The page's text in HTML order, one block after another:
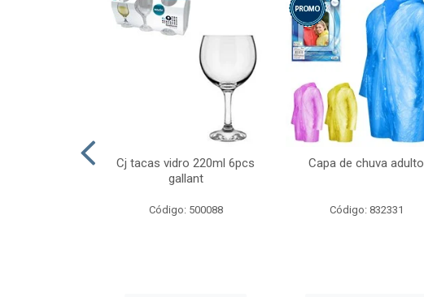
Cj tacas vidro 220ml 6pcs
gallant
Código: 500088
Capa de chuva adulto
Código: 832331